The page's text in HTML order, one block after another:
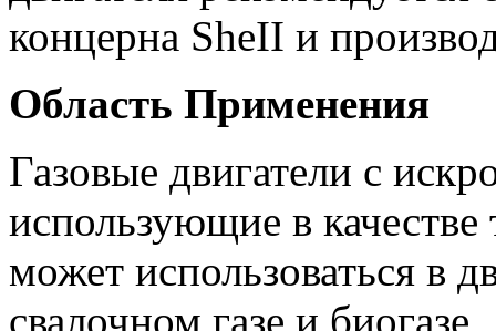
концерна ShеІІ и
Область Применения
Газовые двигатели с
использующие в
может использоваться в
свалочном газе и биогазе